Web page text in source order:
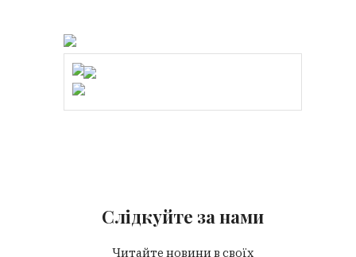
Слідкуйте за нами
Читайте новини в своїх